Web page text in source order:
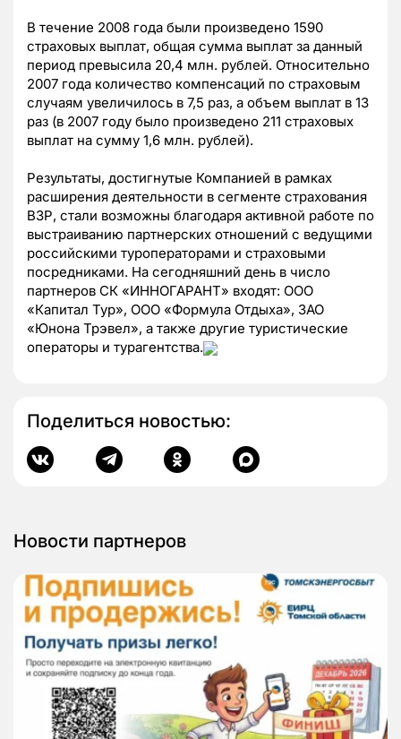
В течение 2008 года были произведено 1590
страховых выплат, общая сумма выплат за данный
период превысила 20,4 млн. рублей. Относительно
2007 года количество компенсаций по страховым
случаям увеличилось в 7,5 раз, а объем выплат в 13
раз (в 2007 году было произведено 211 страховых
выплат на сумму 1,6 млн. рублей).
Результаты, достигнутые Компанией в рамках
расширения деятельности в сегменте страхования
ВЗР, стали возможны благодаря активной работе по
выстраиванию партнерских отношений с ведущими
российскими туроператорами и страховыми
посредниками. На сегодняшний день в число
партнеров СК «ИННОГАРАНТ» входят: ООО
«Капитал Тур», ООО «Формула Отдыха», ЗАО
«Юнона Трэвел», а также другие туристические
операторы и турагентства.
Поделиться новостью:
Новости партнеров